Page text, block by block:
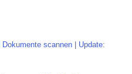
scannen | Update: